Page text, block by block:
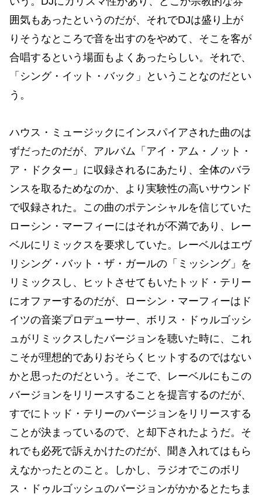
囲気もあったというのだが、それでDJは盛り上が
りそうなところで音を出すのをやめて、そこを客が
合唱するという場面もよくあったらしい。それで、
「シング・イット・バック」ということなのだとい
う。
ハウス・ミュージックにインスパイアされた曲のは
ずだったのだが、アルバム「アイ・アム・ノット・
ア・ドクター」に収録されるにあたり、全体のバラ
ンスを取るためなのか、より実験性の高いサウンド
で収録された。この曲のポテンシャルを信じていた
ローシン・マーフィーにはそれが不満であり、レー
ベルにリミックスを要求していた。レーベルはエヴ
リシング・バット・ザ・ガールの「ミッシング」を
リミックスし、ヒットさせてもいたトッド・テリー
にオファーするのだが、ローシン・マーフィーはド
イツの音楽プロデューサー、ボリス・ドゥルゴッシ
ュがリミックスしたバージョンを聴いた時に、これ
こそが理想的でありおそらくヒットするのではない
かと思ったのだという。そこで、レーベルにもこの
バージョンをリリースすることを提言するのだが、
すでにトッド・テリーのバージョンをリリースする
ことが決まっているので、と却下されたようだ。そ
れでも必死で訴えかけたのだが、聞き入れてはもら
えなかったとのこと。しかし、ラジオでこのボリ
ス・ドゥルゴッシュのバージョンがかかるとたちま